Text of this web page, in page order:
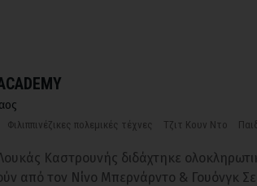
Φιλιππινέζικες πολεμικές τέχνες Τζιτ Κουν Ντο
Καστρουνής διδάχτηκε
από τον Νίνο Μπερνάρντο & Γουόνγκ